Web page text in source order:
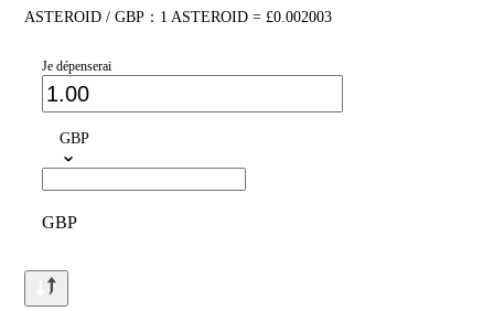
ASTEROID / GBP：1 ASTEROID = £0.002003
Je dépenserai
GBP
GBP